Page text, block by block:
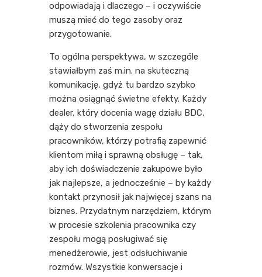
odpowiadają i dlaczego – i oczywiście
muszą mieć do tego zasoby oraz
przygotowanie.
To ogólna perspektywa, w szczególe
stawiałbym zaś m.in. na skuteczną
komunikację, gdyż tu bardzo szybko
można osiągnąć świetne efekty. Każdy
dealer, który docenia wagę działu BDC,
dąży do stworzenia zespołu
pracowników, którzy potrafią zapewnić
klientom miłą i sprawną obsługę – tak,
aby ich doświadczenie zakupowe było
jak najlepsze, a jednocześnie – by każdy
kontakt przynosił jak najwięcej szans na
biznes. Przydatnym narzędziem, którym
w procesie szkolenia pracownika czy
zespołu mogą posługiwać się
menedżerowie, jest odsłuchiwanie
rozmów. Wszystkie konwersacje i